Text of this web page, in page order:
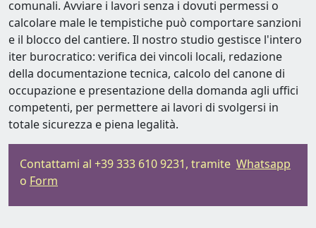
comunali. Avviare i lavori senza i dovuti permessi o
calcolare male le tempistiche può comportare sanzioni
e il blocco del cantiere. Il nostro studio gestisce l'intero
iter burocratico: verifica dei vincoli locali, redazione
della documentazione tecnica, calcolo del canone di
occupazione e presentazione della domanda agli uffici
competenti, per permettere ai lavori di svolgersi in
totale sicurezza e piena legalità.
Contattami al +39 333 610 9231, tramite Whatsapp
o Form